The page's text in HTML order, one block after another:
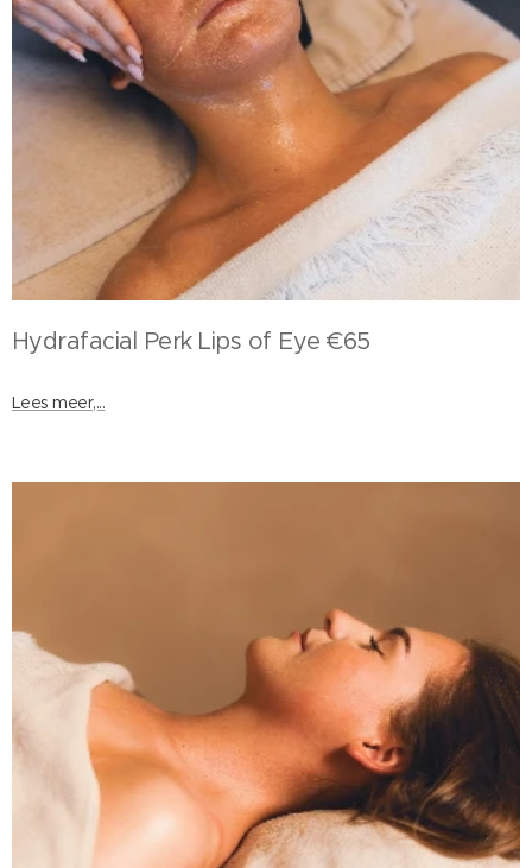
Hydrafacial Perk Lips of Eye €65
Lees meer,...